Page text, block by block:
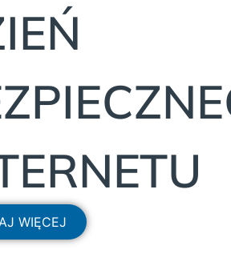
WIĘCEJ